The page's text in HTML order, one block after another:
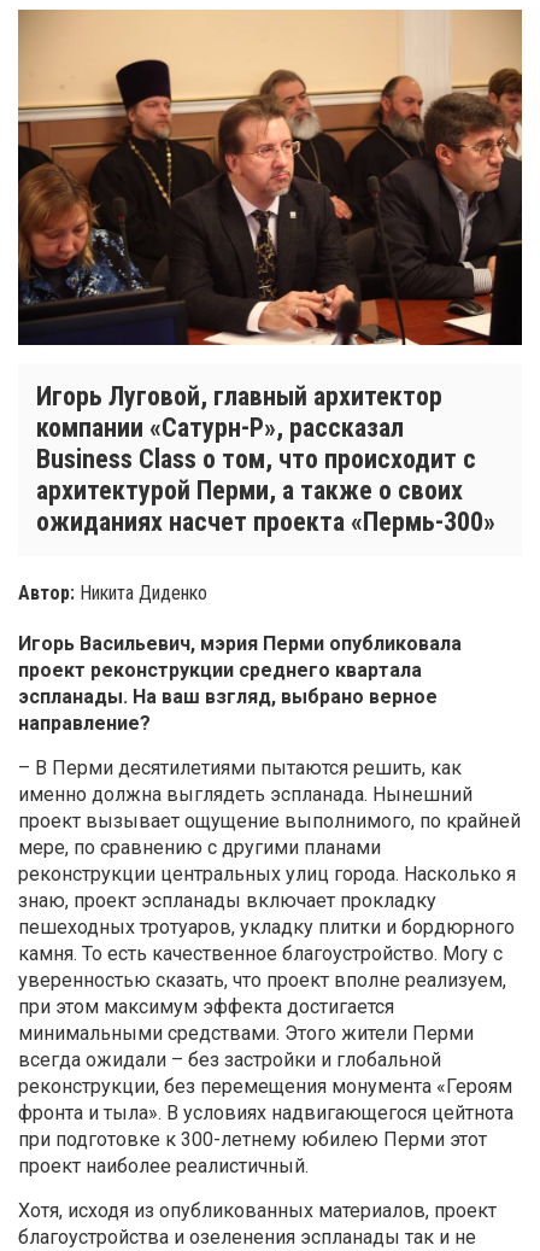
Игорь Луговой, главный архитектор
компании «Сатурн-Р», рассказал
Business Class о том, что происходит с
архитектурой Перми, а также о своих
ожиданиях насчет проекта «Пермь-300»
Автор: Никита Диденко
Игорь Васильевич, мэрия Перми опубликовала
проект реконструкции среднего квартала
эспланады. На ваш взгляд, выбрано верное
направление?
– В Перми десятилетиями пытаются решить, как
именно должна выглядеть эспланада. Нынешний
проект вызывает ощущение выполнимого, по крайней
мере, по сравнению с другими планами
реконструкции центральных улиц города. Насколько я
знаю, проект эспланады включает прокладку
пешеходных тротуаров, укладку плитки и бордюрного
камня. То есть качественное благоустройство. Могу с
уверенностью сказать, что проект вполне реализуем,
при этом максимум эффекта достигается
минимальными средствами. Этого жители Перми
всегда ожидали – без застройки и глобальной
реконструкции, без перемещения монумента «Героям
фронта и тыла». В условиях надвигающегося цейтнота
при подготовке к 300-летнему юбилею Перми этот
проект наиболее реалистичный.
Хотя, исходя из опубликованных материалов, проект
благоустройства и озеленения эспланады так и не